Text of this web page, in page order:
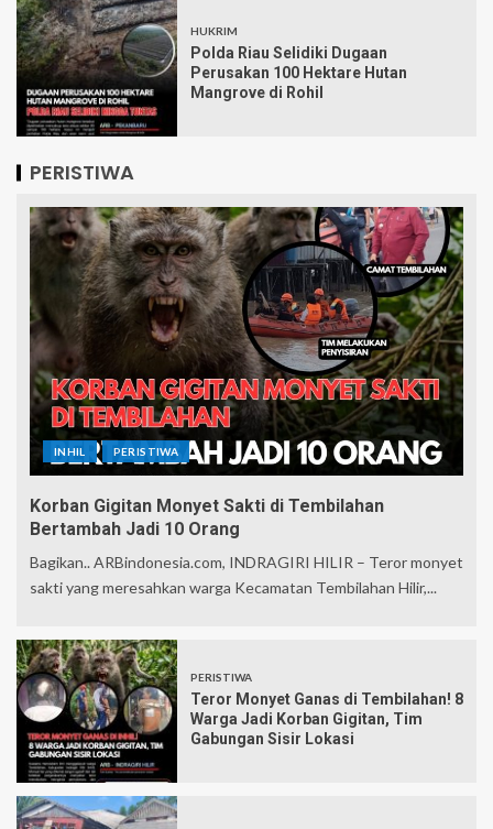
HUKRIM
Polda Riau Selidiki Dugaan
Perusakan 100 Hektare Hutan
Mangrove di Rohil
PERISTIWA
INHIL PERISTIWA
Korban Gigitan Monyet Sakti di Tembilahan
Bertambah Jadi 10 Orang
Bagikan.. ARBindonesia.com, INDRAGIRI HILIR – Teror monyet
sakti yang meresahkan warga Kecamatan Tembilahan Hilir,...
PERISTIWA
Teror Monyet Ganas di Tembilahan! 8
Warga Jadi Korban Gigitan, Tim
Gabungan Sisir Lokasi